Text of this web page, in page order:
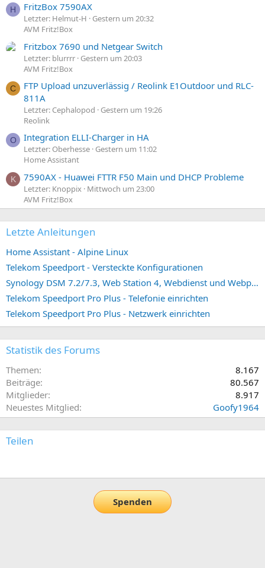
H FritzBox 7590AX
Letzter: Helmut-H
Gestern um 20:32
AVM Fritz!Box
Fritzbox 7690 und Netgear Switch
Letzter: blurrrr Gestern um 20:03
AVM Fritz!Box
C
FTP Upload unzuverlässig / Reolink E1Outdoor und RLC-
811A
Letzter: Cephalopod
Gestern um 19:26
Reolink
O Integration ELLI-Charger in HA
Letzter: Oberhesse Gestern um 11:02
Home Assistant
K 7590AX - Huawei FTTR F50 Main und DHCP Probleme
Letzter: Knoppix
Mittwoch um 23:00
AVM Fritz!Box
Letzte Anleitungen
Home Assistant - Alpine Linux
Telekom Speedport - Versteckte Konfigurationen
Synology DSM 7.2/7.3, Web Station 4, Webdienst und Webportal erstellen (ehemals vHost)
Telekom Speedport Pro Plus - Telefonie einrichten
Telekom Speedport Pro Plus - Netzwerk einrichten
Statistik des Forums
Themen
8.167
Beiträge
80.567
Mitglieder
8.917
Neuestes Mitglied
Goofy1964
Teilen
Spenden